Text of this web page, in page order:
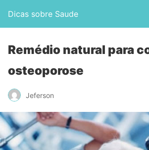
Dicas sobre Saude
Remédio natural para
osteoporose
Jeferson